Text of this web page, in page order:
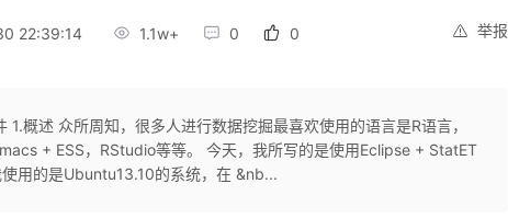
举报
22:39:14 1.1w+ 0 0
1.概述 众所周知，很多人进行数据挖掘最喜欢使用的语言是R语言，
+ ESS，RStudio等等。 今天，我所写的是使用Eclipse + StatET
用的是Ubuntu13.10的系统，在 &nb...